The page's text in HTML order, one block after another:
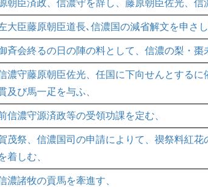
朝臣済政、信濃守を辞し、藤原朝臣佐光、信
大臣藤原朝臣道長､信濃国の減省解文を申さし
斉会終るの日の陣の料として、信濃の梨・棗
濃守藤原朝臣佐光、任国に下向せんとする
及び馬一疋を与ふ、
信濃守源済政等の受領功課を定む、
茂祭、信濃国司の申請によりて、禊祭料紅
着しむ、
濃諸牧の貢馬を牽進す、